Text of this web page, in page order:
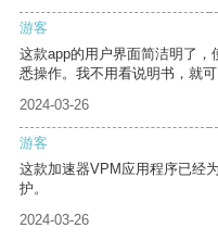
游客
这款app的用户界面简洁明了
悉操作。我不用看说明书，就可
2024-03-26
游客
这款加速器VPM应用程序已经
护。
2024-03-26